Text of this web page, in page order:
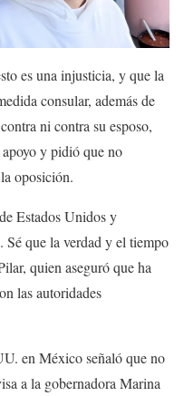
es una injusticia, y que la
consular, además de
ni contra su esposo,
y pidió que no
oposición.
Estados Unidos y
que la verdad y el tiempo
quien aseguró que ha
las autoridades
en México señaló que no
a la gobernadora Marina